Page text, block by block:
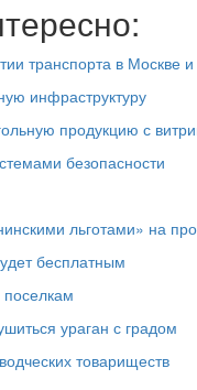
транспорта в Москве и
инфраструктуру
продукцию с
безопасности
льготами» на
бесплатным
ураган с градом
товариществ